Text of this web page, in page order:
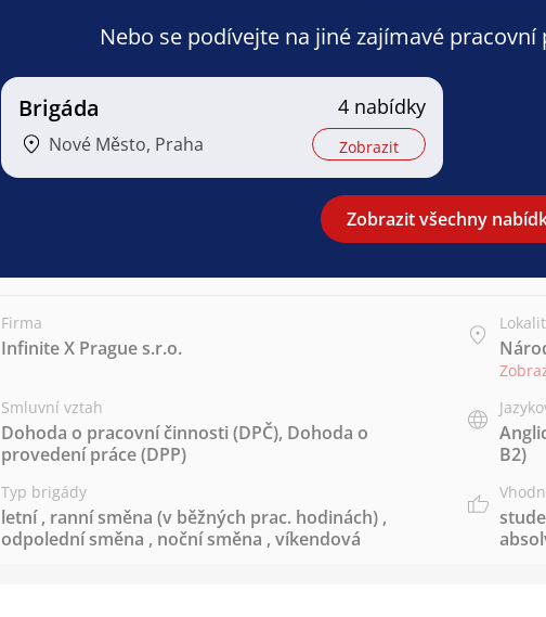
Nebo se podívejte na jiné zajímavé
Brigáda
Nové Město, Praha
4 nabídky
Zobrazit
Zobrazit všechny
Firma
Infinite X Prague s.r.o.
Smluvní vztah
Dohoda o pracovní činnosti (DPČ), Dohoda o
provedení práce (DPP)
B2)
Typ brigády
letní , ranní směna (v běžných prac. hodinách) ,
odpolední směna , noční směna , víkendová